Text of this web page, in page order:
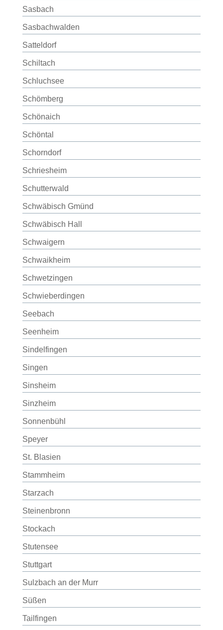
Sasbach
Sasbachwalden
Satteldorf
Schiltach
Schluchsee
Schömberg
Schönaich
Schöntal
Schorndorf
Schriesheim
Schutterwald
Schwäbisch Gmünd
Schwäbisch Hall
Schwaigern
Schwaikheim
Schwetzingen
Schwieberdingen
Seebach
Seenheim
Sindelfingen
Singen
Sinsheim
Sinzheim
Sonnenbühl
Speyer
St. Blasien
Stammheim
Starzach
Steinenbronn
Stockach
Stutensee
Stuttgart
Sulzbach an der Murr
Süßen
Tailfingen